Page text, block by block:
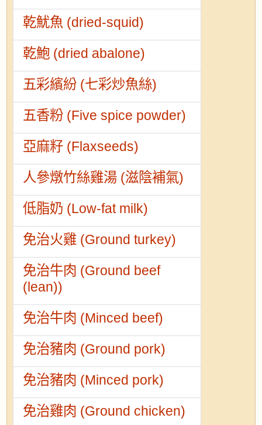
乾魷魚 (dried-squid)
乾鮑 (dried abalone)
五彩繽紛 (七彩炒魚絲)
五香粉 (Five spice powder)
亞麻籽 (Flaxseeds)
人參燉竹絲雞湯 (滋陰補氣)
低脂奶 (Low-fat milk)
免治火雞 (Ground turkey)
免治牛肉 (Ground beef
(lean))
免治牛肉 (Minced beef)
免治豬肉 (Ground pork)
免治豬肉 (Minced pork)
免治雞肉 (Ground chicken)